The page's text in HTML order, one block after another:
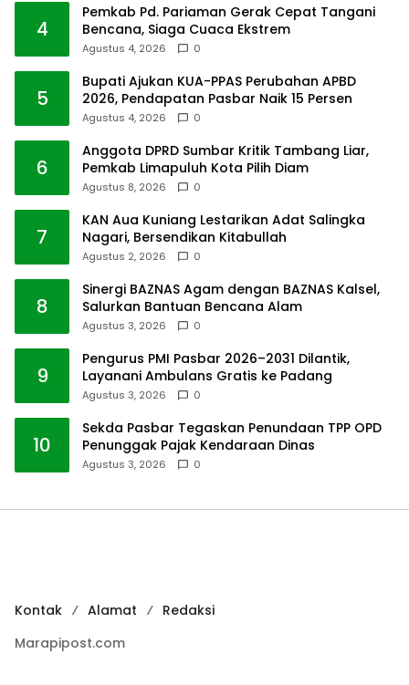
4
Pemkab Pd. Pariaman Gerak Cepat Tangani
Bencana, Siaga Cuaca Ekstrem
Agustus 4, 2026 0
5
Bupati Ajukan KUA-PPAS Perubahan APBD
2026, Pendapatan Pasbar Naik 15 Persen
Agustus 4, 2026 0
6
Anggota DPRD Sumbar Kritik Tambang Liar,
Pemkab Limapuluh Kota Pilih Diam
Agustus 8, 2026 0
7
KAN Aua Kuniang Lestarikan Adat Salingka
Nagari, Bersendikan Kitabullah
Agustus 2, 2026 0
8
Sinergi BAZNAS Agam dengan BAZNAS Kalsel,
Salurkan Bantuan Bencana Alam
Agustus 3, 2026 0
9
Pengurus PMI Pasbar 2026–2031 Dilantik,
Layanani Ambulans Gratis ke Padang
Agustus 3, 2026 0
10
Sekda Pasbar Tegaskan Penundaan TPP OPD
Penunggak Pajak Kendaraan Dinas
Agustus 3, 2026 0
Kontak Alamat
Redaksi
Marapipost.com